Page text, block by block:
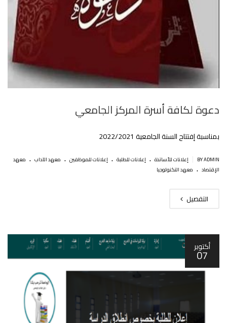
دعوة لكافة أسرة المركز الجامعي‎‎
بمناسبة إفتتاح السنة الجامعية 2022/2021
BY ADMIN إعلانات للأساتذة . إعلانات للطلبة . إعلانات للموظفين . معهد الآداب . معهد
الإقتصاد . معهد التكنولوجيا
التفصيل
أكتوبر
07